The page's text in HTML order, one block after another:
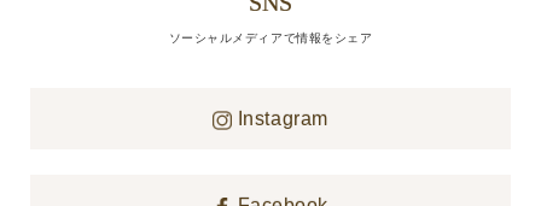
ソーシャルメディアで情報をシェア
Instagram